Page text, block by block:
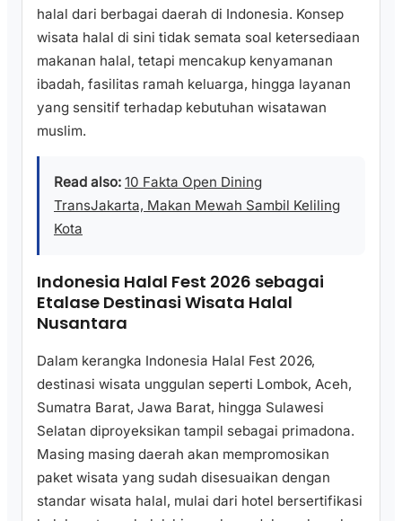
halal dari berbagai daerah di Indonesia. Konsep
wisata halal di sini tidak semata soal ketersediaan
makanan halal, tetapi mencakup kenyamanan
ibadah, fasilitas ramah keluarga, hingga layanan
yang sensitif terhadap kebutuhan wisatawan
muslim.
Read also: 10 Fakta Open Dining
TransJakarta, Makan Mewah Sambil Keliling
Kota
Indonesia Halal Fest 2026 sebagai
Etalase Destinasi Wisata Halal
Nusantara
Dalam kerangka Indonesia Halal Fest 2026,
destinasi wisata unggulan seperti Lombok, Aceh,
Sumatra Barat, Jawa Barat, hingga Sulawesi
Selatan diproyeksikan tampil sebagai primadona.
Masing masing daerah akan mempromosikan
paket wisata yang sudah disesuaikan dengan
standar wisata halal, mulai dari hotel bersertifikasi